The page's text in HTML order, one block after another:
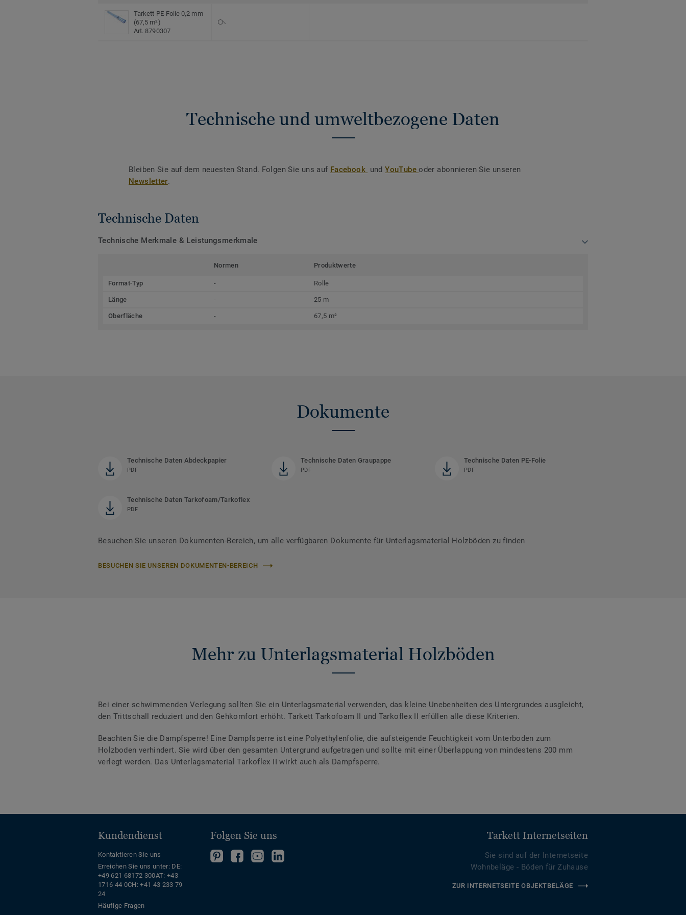
Tarkett PE-Folie 0,2 mm
(67,5 m²)
Art. 8790307
Technische und umweltbezogene Daten
Bleiben Sie auf dem neuesten Stand. Folgen Sie uns auf Facebook undYouTubeoder abonnieren Sie unseren
Newsletter.
Technische Daten
Technische Merkmale & Leistungsmerkmale
Normen Produktwerte
Format-Typ - Rolle
Länge - 25 m
Oberfläche - 67,5 m²
Dokumente
Technische Daten Abdeckpapier
PDF
Technische Daten Graupappe
PDF
Technische Daten PE-Folie
PDF
Technische Daten Tarkofoam/Tarkoflex
PDF
Besuchen Sie unseren Dokumenten-Bereich, um alle verfügbaren Dokumente für Unterlagsmaterial Holzböden zu finden
BESUCHEN SIE UNSEREN DOKUMENTEN-BEREICH
Mehr zu Unterlagsmaterial Holzböden
Bei einer schwimmenden Verlegung sollten Sie ein Unterlagsmaterial verwenden, das kleine Unebenheiten des Untergrundes ausgleicht,
den Trittschall reduziert und den Gehkomfort erhöht. Tarkett Tarkofoam II und Tarkoflex II erfüllen alle diese Kriterien.
Beachten Sie die Dampfsperre! Eine Dampfsperre ist eine Polyethylenfolie, die aufsteigende Feuchtigkeit vom Unterboden zum
Holzboden verhindert. Sie wird über den gesamten Untergrund aufgetragen und sollte mit einer Überlappung von mindestens 200 mm
verlegt werden. Das Unterlagsmaterial Tarkoflex II wirkt auch als Dampfsperre.
Kundendienst
Kontaktieren Sie uns
Erreichen Sie uns unter: DE:
+49 621 68172 300AT: +43
1716 44 0CH: +41 43 233 79
24
Häufige Fragen
Folgen Sie uns
FolgenFolgenFolgeFolgen
Tarkett Internetseiten
Sie sind auf der Internetseite
Wohnbeläge - Böden für Zuhause
ZUR INTERNETSEITE OBJEKTBELÄGE